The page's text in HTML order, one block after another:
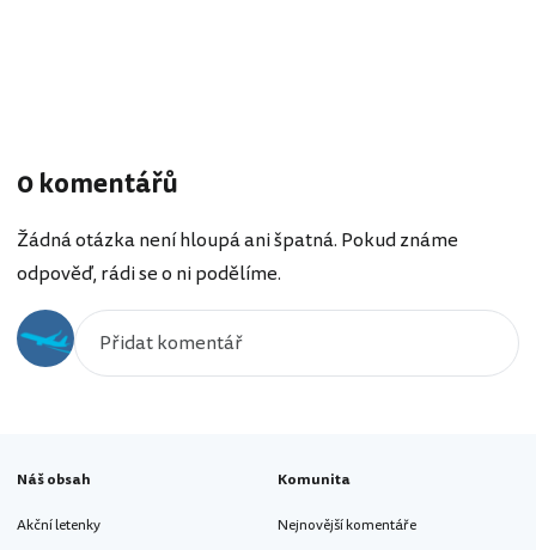
0 komentářů
Žádná otázka není hloupá ani špatná. Pokud známe
odpověď, rádi se o ni podělíme.
Náš obsah
Akční letenky
Komunita
Nejnovější komentáře